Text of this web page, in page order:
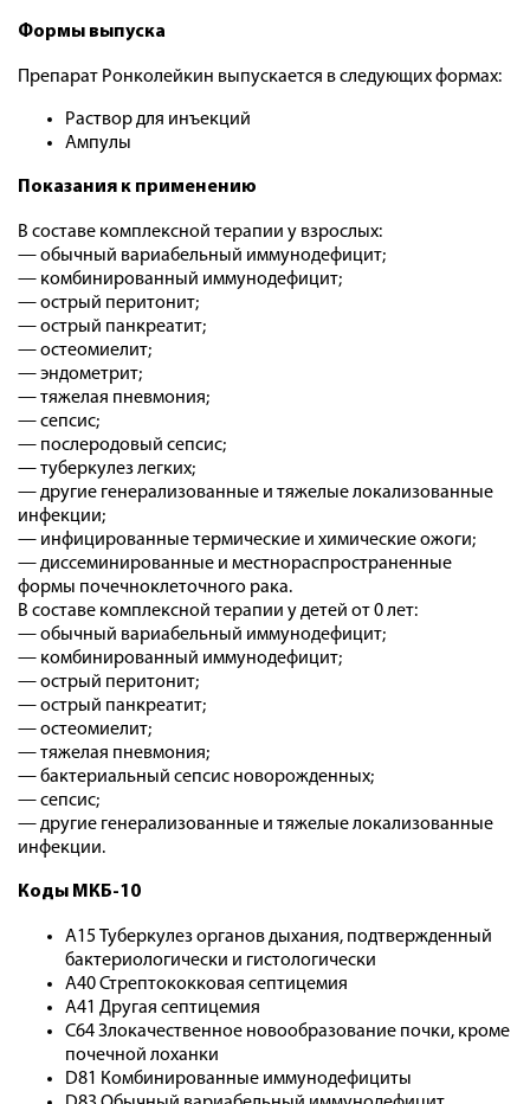
Формы выпуска
Препарат Ронколейкин выпускается в следующих формах:
Раствор для инъекций
Ампулы
Показания к применению
В составе комплексной терапии у взрослых:
— обычный вариабельный иммунодефицит;
— комбинированный иммунодефицит;
— острый перитонит;
— острый панкреатит;
— остеомиелит;
— эндометрит;
— тяжелая пневмония;
— сепсис;
— послеродовый сепсис;
— туберкулез легких;
— другие генерализованные и тяжелые локализованные
инфекции;
— инфицированные термические и химические ожоги;
— диссеминированные и местнораспространенные
формы почечноклеточного рака.
В составе комплексной терапии у детей от 0 лет:
— обычный вариабельный иммунодефицит;
— комбинированный иммунодефицит;
— острый перитонит;
— острый панкреатит;
— остеомиелит;
— тяжелая пневмония;
— бактериальный сепсис новорожденных;
— сепсис;
— другие генерализованные и тяжелые локализованные
инфекции.
Коды МКБ-10
A15 Туберкулез органов дыхания, подтвержденный
бактериологически и гистологически
A40 Стрептококковая септицемия
A41 Другая септицемия
C64 Злокачественное новообразование почки, кроме
почечной лоханки
D81 Комбинированные иммунодефициты